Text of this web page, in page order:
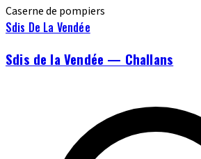
Caserne de pompiers
Sdis De La Vendée
Sdis de la Vendée — Challans